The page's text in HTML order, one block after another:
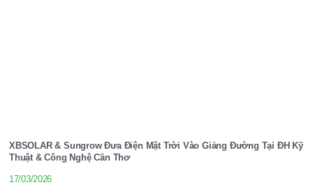
XBSOLAR & Sungrow Đưa Điện Mặt Trời Vào Giảng Đường Tại ĐH Kỹ
Thuật & Công Nghệ Cần Thơ
17/03/2026